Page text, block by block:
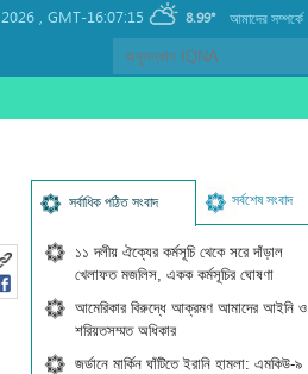
, GMT-16:07:15 8.99° আমাদের সম্পর্কে
সর্বাধিক পঠিত সংবাদ সর্বশেষ সংবাদ
১১ দলীয় ঐক্যের কর্মসূচি থেকে সরে দাঁড়াল
খেলাফত মজলিস, একক কর্মসূচির ঘোষণা
আমেরিকার বিরুদ্ধে আক্রমণ আমাদের আইনি ও
শরিয়তসম্মত অধিকার
জর্ডানে মার্কিন ঘাঁটিতে ইরানি হামলা: এমকিউ-৯